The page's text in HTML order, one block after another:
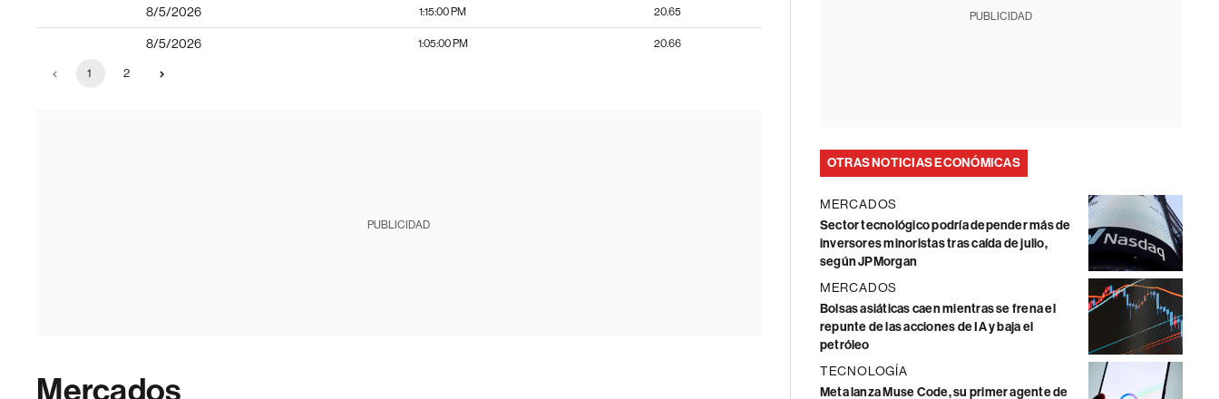
8/5/2026 1:15:00 PM 20.65
8/5/2026 1:05:00 PM 20.66
1 2
PUBLICIDAD
Mercados
PUBLICIDAD
OTRAS NOTICIAS ECONÓMICAS
MERCADOS
Sector tecnológico podría depender más de
inversores minoristas tras caída de julio,
según JPMorgan
MERCADOS
Bolsas asiáticas caen mientras se frena el
repunte de las acciones de IA y baja el
petróleo
TECNOLOGÍA
Meta lanza Muse Code, su primer agente de